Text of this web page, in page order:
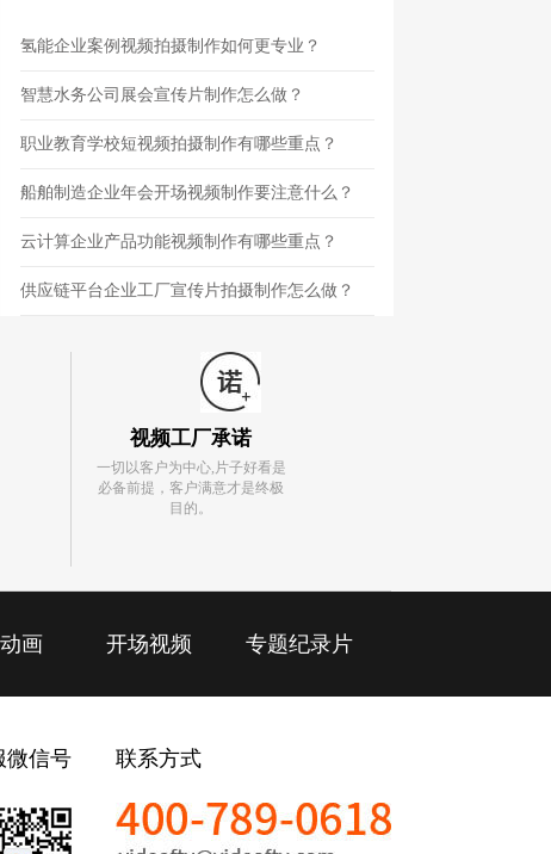
氢能企业案例视频拍摄制作如何更专业？
智慧水务公司展会宣传片制作怎么做？
职业教育学校短视频拍摄制作有哪些重点？
船舶制造企业年会开场视频制作要注意什么？
云计算企业产品功能视频制作有哪些重点？
供应链平台企业工厂宣传片拍摄制作怎么做？
视频工厂承诺
一切以客户为中心,片子好看是
必备前提，客户满意才是终极
目的。
画 开场视频 专题纪录片
微信号 联系方式